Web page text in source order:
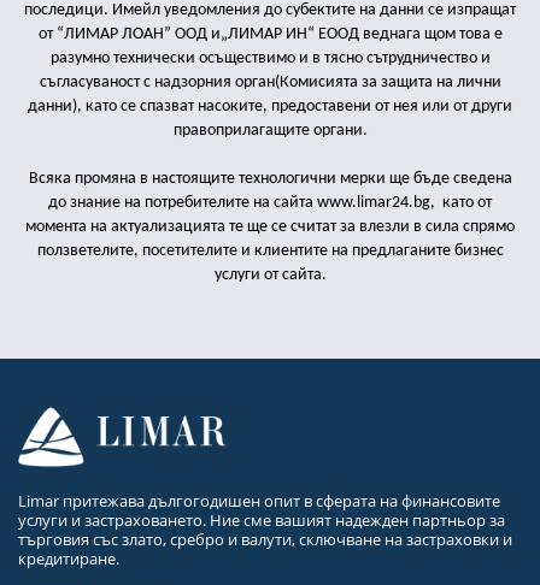
последици. Имейл уведомления до субектите на данни се изпращат
от “ЛИМАР ЛОАН” ООД и„ЛИМАР ИН“ ЕООД веднага щом това е
разумно технически осъществимо и в тясно сътрудничество и
съгласуваност с надзорния орган(Комисията за защита на лични
данни), като се спазват насоките, предоставени от нея или от други
правоприлагащите органи.
Всяка промяна в настоящите технологични мерки ще бъде сведена
до знание на потребителите на сайта www.limar24.bg, като от
момента на актуализацията те ще се считат за влезли в сила спрямо
ползветелите, посетителите и клиентите на предлаганите бизнес
услуги от сайта.
Limar притежава дългогодишен опит в сферата на финансовите
услуги и застраховането. Ние сме вашият надежден партньор за
търговия със злато, сребро и валути, сключване на застраховки и
кредитиране.